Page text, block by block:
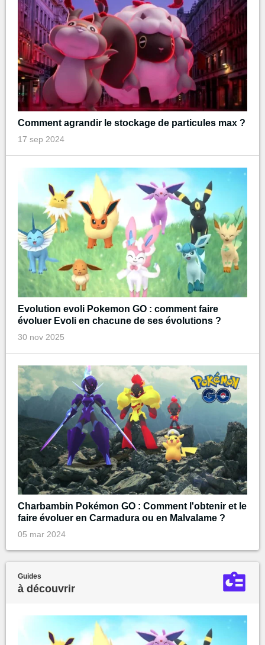
Comment agrandir le stockage de particules max ?
17 sep 2024
Evolution evoli Pokemon GO : comment faire
évoluer Evoli en chacune de ses évolutions ?
30 nov 2025
Charbambin Pokémon GO : Comment l'obtenir et le
faire évoluer en Carmadura ou en Malvalame ?
05 mar 2024
Guides
à découvrir